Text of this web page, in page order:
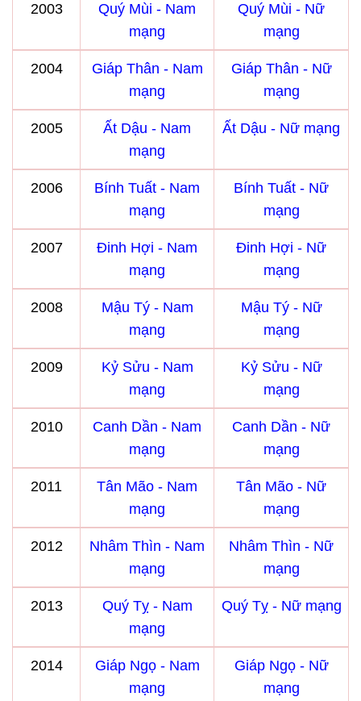
2003
Quý Mùi - Nam
mạng
Quý Mùi - Nữ
mạng
2004
Giáp Thân - Nam
mạng
Giáp Thân - Nữ
mạng
2005
Ất Dậu - Nam
mạng
Ất Dậu - Nữ mạng
2006
Bính Tuất - Nam
mạng
Bính Tuất - Nữ
mạng
2007
Đinh Hợi - Nam
mạng
Đinh Hợi - Nữ
mạng
2008
Mậu Tý - Nam
mạng
Mậu Tý - Nữ
mạng
2009
Kỷ Sửu - Nam
mạng
Kỷ Sửu - Nữ
mạng
2010
Canh Dần - Nam
mạng
Canh Dần - Nữ
mạng
2011
Tân Mão - Nam
mạng
Tân Mão - Nữ
mạng
2012
Nhâm Thìn - Nam
mạng
Nhâm Thìn - Nữ
mạng
2013
Quý Tỵ - Nam
mạng
Quý Tỵ - Nữ mạng
2014
Giáp Ngọ - Nam
mạng
Giáp Ngọ - Nữ
mạng